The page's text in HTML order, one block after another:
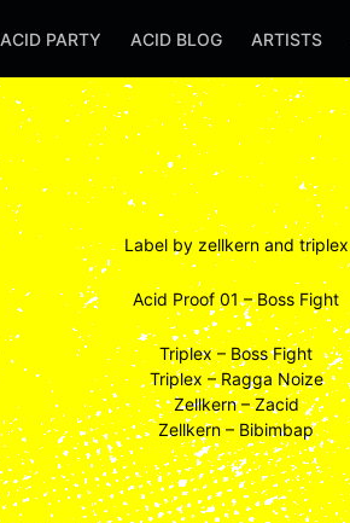
ACID PARTY ACID BLOG ARTISTS
Label by zellkern and triplex
Acid Proof 01 – Boss Fight
Triplex – Boss Fight
Triplex – Ragga Noize
Zellkern – Zacid
Zellkern – Bibimbap